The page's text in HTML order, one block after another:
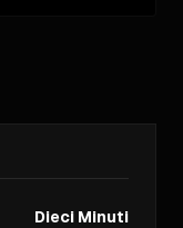
Dieci Minuti